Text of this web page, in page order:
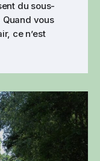
du sous-
vous
ce n’est